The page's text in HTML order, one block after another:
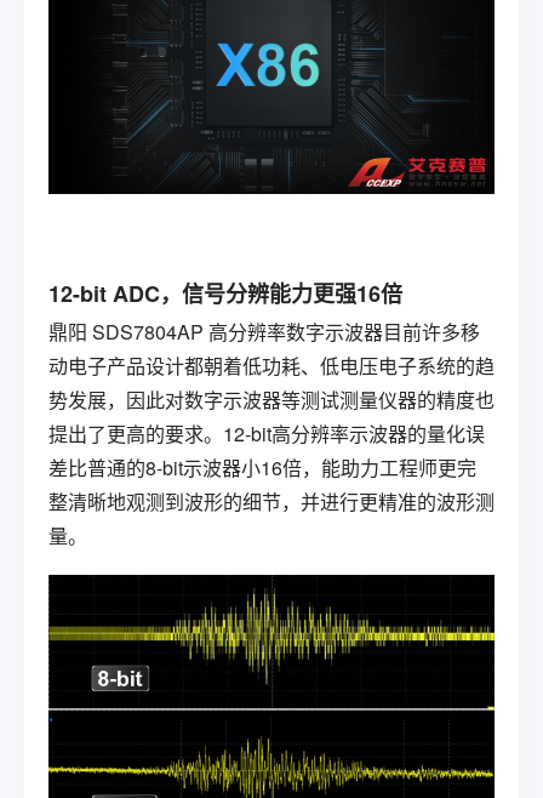
12-bit ADC，信号分辨能力更强16倍
鼎阳 SDS7804AP 高分辨率数字示波器目前许多移
动电子产品设计都朝着低功耗、低电压电子系统的趋
势发展，因此对数字示波器等测试测量仪器的精度也
提出了更高的要求。12-bit高分辨率示波器的量化误
差比普通的8-bit示波器小16倍，能助力工程师更完
整清晰地观测到波形的细节，并进行更精准的波形测
量。